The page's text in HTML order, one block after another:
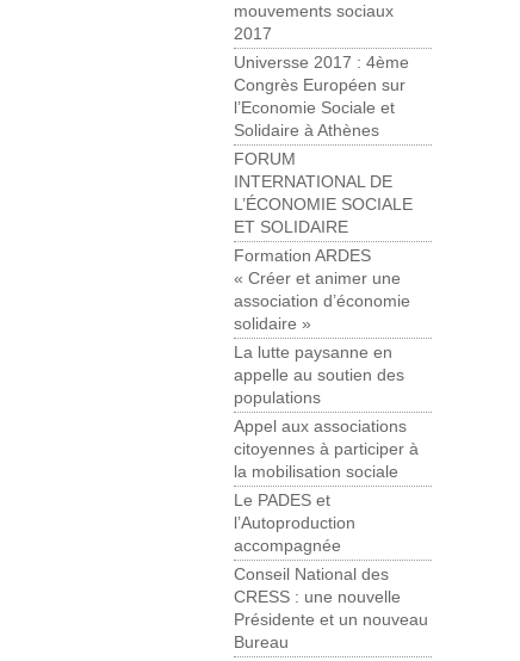
mouvements sociaux
2017
Universse 2017 : 4ème
Congrès Européen sur
l’Economie Sociale et
Solidaire à Athènes
FORUM
INTERNATIONAL DE
L’ÉCONOMIE SOCIALE
ET SOLIDAIRE
Formation ARDES
« Créer et animer une
association d’économie
solidaire »
La lutte paysanne en
appelle au soutien des
populations
Appel aux associations
citoyennes à participer à
la mobilisation sociale
Le PADES et
l’Autoproduction
accompagnée
Conseil National des
CRESS : une nouvelle
Présidente et un nouveau
Bureau